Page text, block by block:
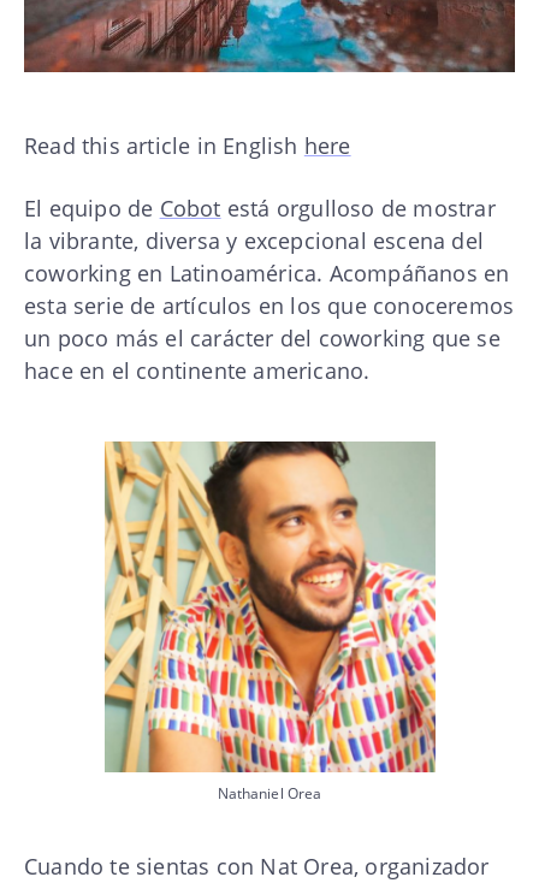
Read this article in English here
El equipo de Cobot está orgulloso de mostrar
la vibrante, diversa y excepcional escena del
coworking en Latinoamérica. Acompáñanos en
esta serie de artículos en los que conoceremos
un poco más el carácter del coworking que se
hace en el continente americano.
Nathaniel Orea
Cuando te sientas con Nat Orea, organizador